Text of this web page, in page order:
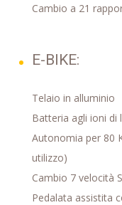
Cambio a 21
E-BIKE:
Telaio in alluminio
Batteria agli ioni di
Autonomia per 80
utilizzo)
Cambio 7 velocità
Pedalata assistita